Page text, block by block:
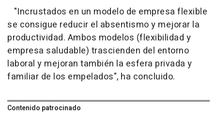
"Incrustados en un modelo de empresa flexible
se consigue reducir el absentismo y mejorar la
productividad. Ambos modelos (flexibilidad y
empresa saludable) trascienden del entorno
laboral y mejoran también la esfera privada y
familiar de los empelados", ha concluido.
Contenido patrocinado